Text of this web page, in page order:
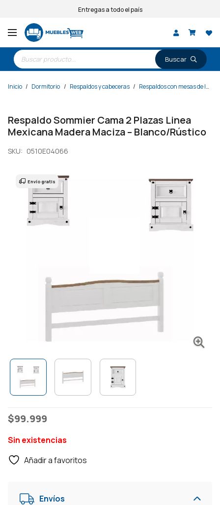
Entregas a todo el país
Búsqueda
de
productos
Inicio / Dormitorio / Respaldos y cabeceras / Respaldos con mesas de luz
Respaldo Sommier Cama 2 Plazas Linea
Mexicana Madera Maciza – Blanco/Rústico
SKU: 0510E04066
Envío gratis
$99.999
Sin existencias
Añadir a favoritos
Envíos